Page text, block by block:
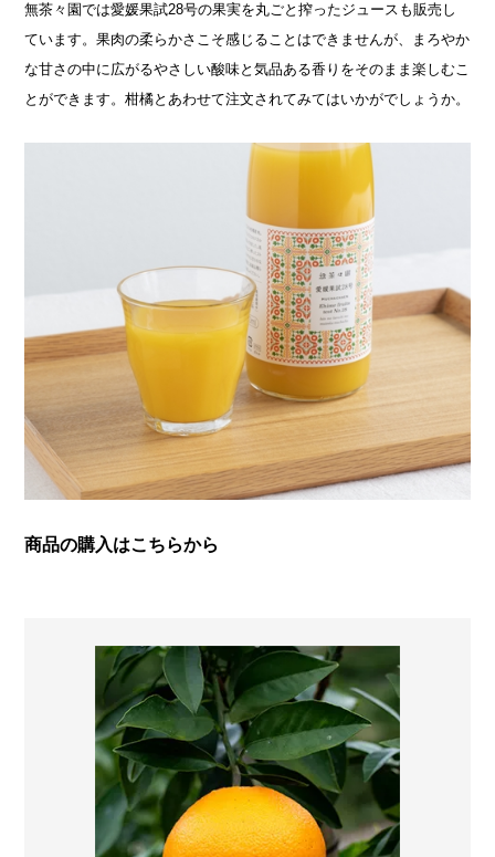
無茶々園では愛媛果試28号の果実を丸ごと搾ったジュースも販売し
ています。果肉の柔らかさこそ感じることはできませんが、まろやか
な甘さの中に広がるやさしい酸味と気品ある香りをそのまま楽しむこ
とができます。柑橘とあわせて注文されてみてはいかがでしょうか。
商品の購入はこちらから